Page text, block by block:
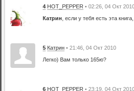
4 HOT_PEPPER • 02:26, 04 Окт
Катрин , если у тебя есть эта
5 Катрин • 21:46, 04 Окт 2010
Легко) Вам только 165ю?
6 HOT_PEPPER • 23:19, 04 Окт